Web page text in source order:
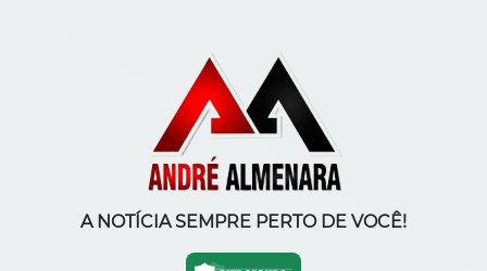
A NOTÍCIA SEMPRE PERTO DE VOCÊ!